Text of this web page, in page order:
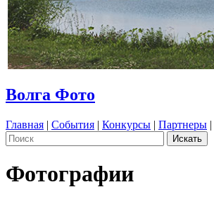
Волга Фото
Главная | События | Конкурсы | Партнеры |
Фотографии